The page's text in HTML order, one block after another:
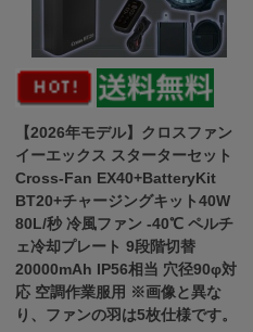
【2026年モデル】クロスファン
イーエックス スターターセット
Cross-Fan EX40+BatteryKit
BT20+チャージングキット40W
80L/秒 冷風ファン -40℃ ペルチ
ェ冷却プレート 9段階切替
20000mAh IP56相当 穴径90φ対
応 空調作業服用 ※画像と異な
り、ファンの羽は5枚仕様です。